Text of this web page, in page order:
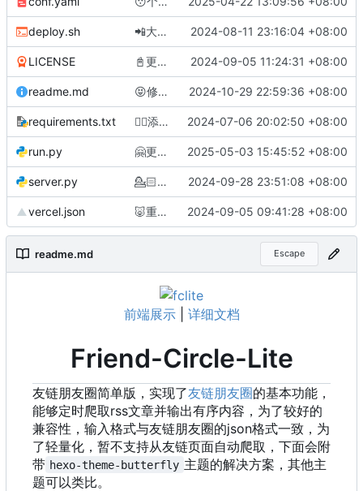
deploy.sh 📲大致实现自部署，由于内存占用异常目前使用crontab实现定时爬取 2024-08-11 23:16:04 +08:00
LICENSE 📓更新署名信息，修改主站地址 2024-09-05 11:24:31 +08:00
readme.md 😝修复判断数量的逻辑问题，更新说明文档 2024-10-29 22:59:36 +08:00
requirements.txt 😶‍🌫️添加邮件模板以美观 2024-07-06 20:02:50 +08:00
run.py 🤗更加合理的请求头 2025-05-03 15:45:52 +08:00
server.py 💁🏻
完善js和css文件在自部署的路由
2024-09-28 23:51:08 +08:00
vercel.json 🐷重构action，将构建产物放到另一分支(@CCKNBC) 2024-09-05 09:41:28 +08:00
readme.md Escape
前端展示| 详细文档
Friend-Circle-Lite
友链朋友圈简单版，实现了友链朋友圈的基本功能，
能够定时爬取rss文章并输出有序内容，为了较好的
兼容性，输入格式与友链朋友圈的json格式一致，为
了轻量化，暂不支持从友链页面自动爬取，下面会附
带 hexo-theme-butterfly 主题的解决方案，其他主
题可以类比。